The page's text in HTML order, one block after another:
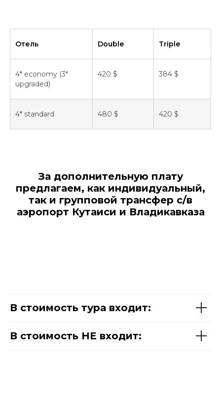
Отель Double Triplе
4* economy (3*
upgraded)
420 $ 384 $
4* standard 480 $ 420 $
За дополнительную плату
предлагаем, как индивидуальный,
так и групповой трансфер с/в
аэропорт Кутаиси и Владикавказа
В стоимость тура входит:
В стоимость НЕ входит: